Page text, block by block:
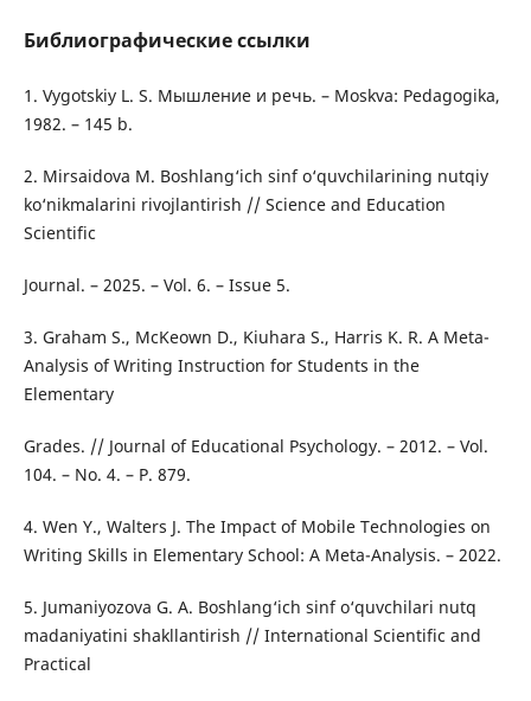
Библиографические ссылки
1. Vygotskiy L. S. Мышление и речь. – Moskva: Pedagogika,
1982. – 145 b.
2. Mirsaidova M. Boshlang‘ich sinf o‘quvchilarining nutqiy
ko‘nikmalarini rivojlantirish // Science and Education
Scientific
Journal. – 2025. – Vol. 6. – Issue 5.
3. Graham S., McKeown D., Kiuhara S., Harris K. R. A Meta-
Analysis of Writing Instruction for Students in the
Elementary
Grades. // Journal of Educational Psychology. – 2012. – Vol.
104. – No. 4. – P. 879.
4. Wen Y., Walters J. The Impact of Mobile Technologies on
Writing Skills in Elementary School: A Meta-Analysis. – 2022.
5. Jumaniyozova G. A. Boshlang‘ich sinf o‘quvchilari nutq
madaniyatini shakllantirish // International Scientific and
Practical